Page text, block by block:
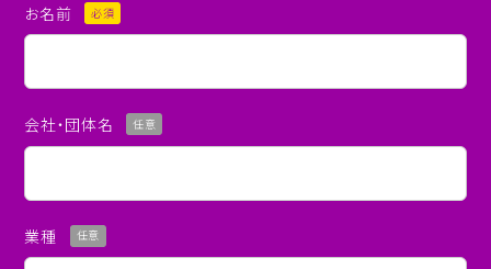
お名前 必須
会社・団体名 任意
業種 任意